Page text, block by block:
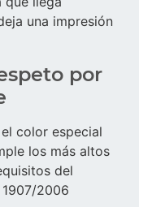
una impresión
por
color especial
los más altos
del
1907/2006